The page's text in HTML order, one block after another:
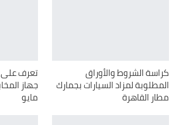
كراسة الشروط والأوراق
المطلوبة لمزاد السيارات بجمارك
مطار القاهرة
تعرف على
مايو